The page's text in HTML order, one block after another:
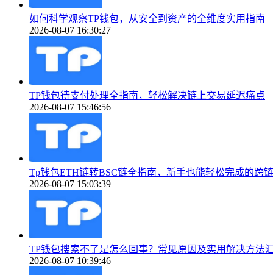
如何科学观察TP钱包，从安全到资产的全维度实用指南
2026-08-07 16:30:27
TP钱包待支付处理全指南，轻松解决链上交易延迟痛点
2026-08-07 15:46:56
Tp钱包ETH链转BSC链全指南，新手也能轻松完成的跨
2026-08-07 15:03:39
TP钱包搜索不了是怎么回事？常见原因及实用解决方法
2026-08-07 10:39:46